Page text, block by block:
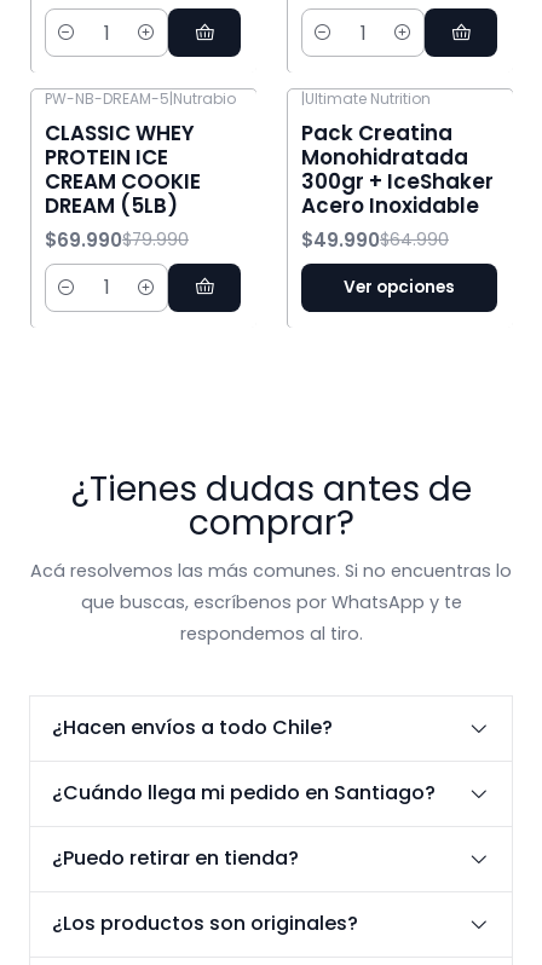
Cantidad Cantidad
PW-NB-DREAM-5 Nutrabio
CLASSIC WHEY
PROTEIN ICE
CREAM COOKIE
DREAM (5LB)
$69.990$79.990
Cantidad
Ultimate Nutrition
Pack Creatina
Monohidratada
300gr + IceShaker
Acero Inoxidable
$49.990$64.990
Ver opciones
¿Tienes dudas antes de
comprar?
Acá resolvemos las más comunes. Si no encuentras lo
que buscas, escríbenos por WhatsApp y te
respondemos al tiro.
¿Hacen envíos a todo Chile?
¿Cuándo llega mi pedido en Santiago?
¿Puedo retirar en tienda?
¿Los productos son originales?